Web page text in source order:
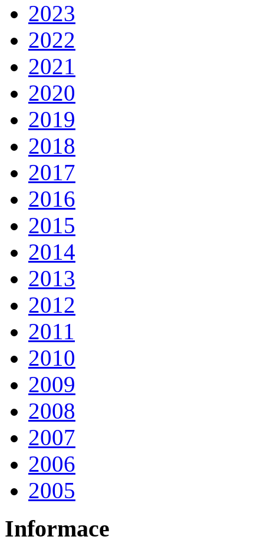
2023
2022
2021
2020
2019
2018
2017
2016
2015
2014
2013
2012
2011
2010
2009
2008
2007
2006
2005
Informace